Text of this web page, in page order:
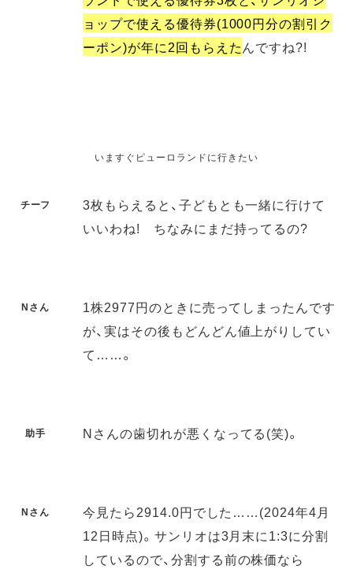
ョップで使える優待券(1000円分の割引ク
ーポン)が年に2回もらえたんですね?!
いますぐピューロランドに行きたい
チーフ
3枚もらえると、子どもとも一緒に行けて
いいわね! ちなみにまだ持ってるの?
Nさん
1株2977円のときに売ってしまったんです
が、実はその後もどんどん値上がりしてい
て……。
助手 Nさんの歯切れが悪くなってる(笑)。
Nさん
今見たら2914.0円でした……(2024年4月
12日時点)。サンリオは3月末に1:3に分割
しているので、分割する前の株価なら